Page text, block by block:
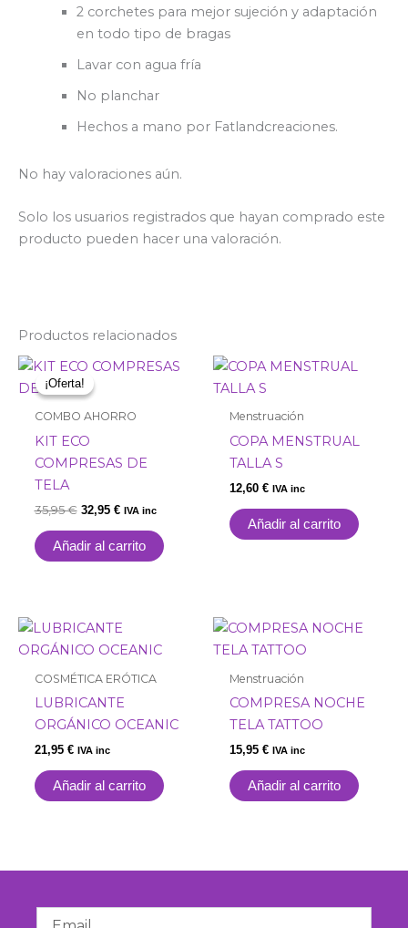
2 corchetes para mejor sujeción y adaptación
en todo tipo de bragas
Lavar con agua fría
No planchar
Hechos a mano por Fatlandcreaciones.
No hay valoraciones aún.
Solo los usuarios registrados que hayan comprado este
producto pueden hacer una valoración.
Productos relacionados
¡Oferta!
¡Oferta!
COMBO AHORRO
KIT ECO
COMPRESAS DE
TELA
35,95€
El
precio
original
35,95 €.
32,95 €
El
32,95 €.
IVA inc
Añadir al carrito
Menstruación
COPA MENSTRUAL
TALLA S
12,60 € IVA inc
Añadir al carrito
COSMÉTICA ERÓTICA
LUBRICANTE
ORGÁNICO OCEANIC
21,95 € IVA inc
Añadir al carrito
Menstruación
COMPRESA NOCHE
TELA TATTOO
15,95 € IVA inc
Añadir al carrito